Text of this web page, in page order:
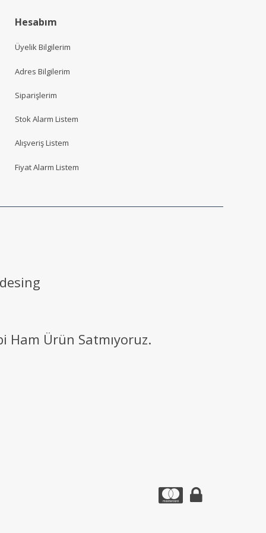
Hesabım
Üyelik Bilgilerim
Adres Bilgilerim
Siparişlerim
Stok Alarm Listem
Alışveriş Listem
Fiyat Alarm Listem
Ham Ürün Satmıyoruz.